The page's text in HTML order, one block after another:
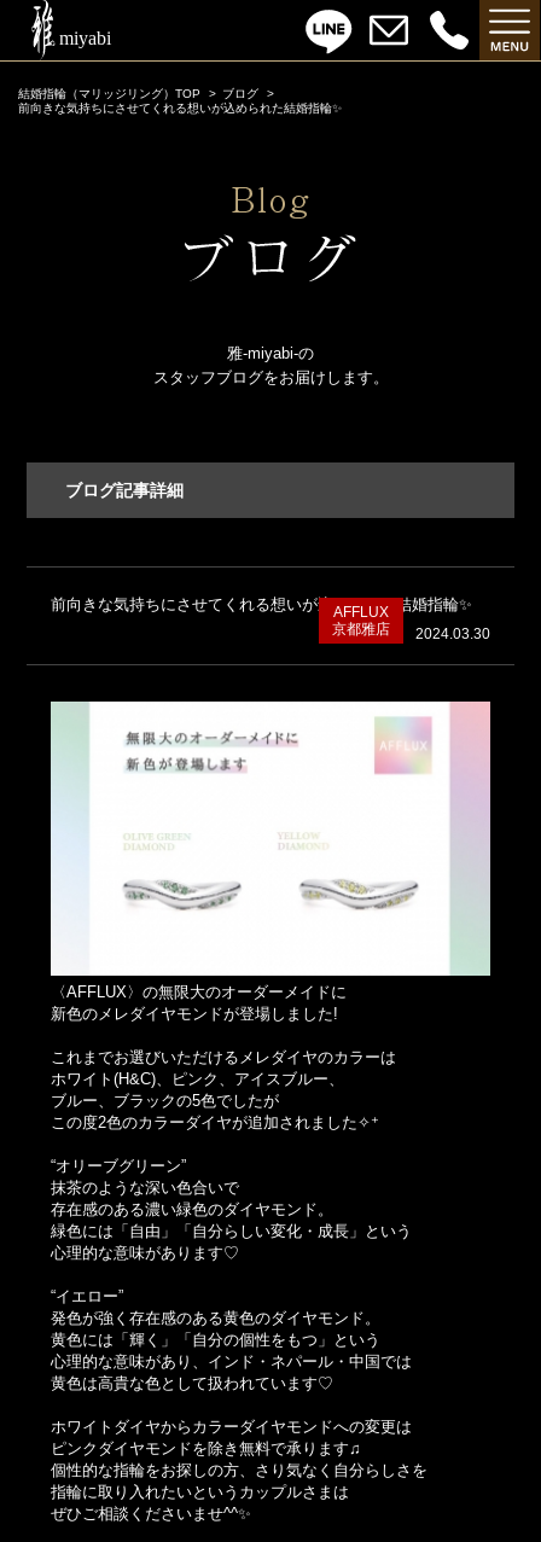
結婚指輪（マリッジリング）TOP
ブログ
前向きな気持ちにさせてくれる想いが込められた結婚指輪✨
雅-miyabi-の
スタッフブログをお届けします。
ブログ記事詳細
前向きな気持ちにさせてくれる想いが込められた結婚指輪✨
2024.03.30
AFFLUX
京都雅店
〈AFFLUX〉の無限大のオーダーメイドに
新色のメレダイヤモンドが登場しました!
これまでお選びいただけるメレダイヤのカラーは
ホワイト(H&C)、ピンク、アイスブルー、
ブルー、ブラックの5色でしたが
この度2色のカラーダイヤが追加されました✧⁺
“オリーブグリーン”
抹茶のような深い色合いで
存在感のある濃い緑色のダイヤモンド。
緑色には「自由」「自分らしい変化・成長」という
心理的な意味があります♡
“イエロー”
発色が強く存在感のある黄色のダイヤモンド。
黄色には「輝く」「自分の個性をもつ」という
心理的な意味があり、インド・ネパール・中国では
黄色は高貴な色として扱われています♡
ホワイトダイヤからカラーダイヤモンドへの変更は
ピンクダイヤモンドを除き無料で承ります♫
個性的な指輪をお探しの方、さり気なく自分らしさを
指輪に取り入れたいというカップルさまは
ぜひご相談くださいませ^^✨